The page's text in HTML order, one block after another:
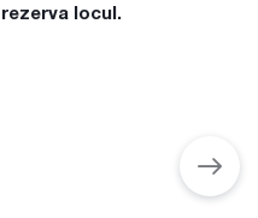
locul.